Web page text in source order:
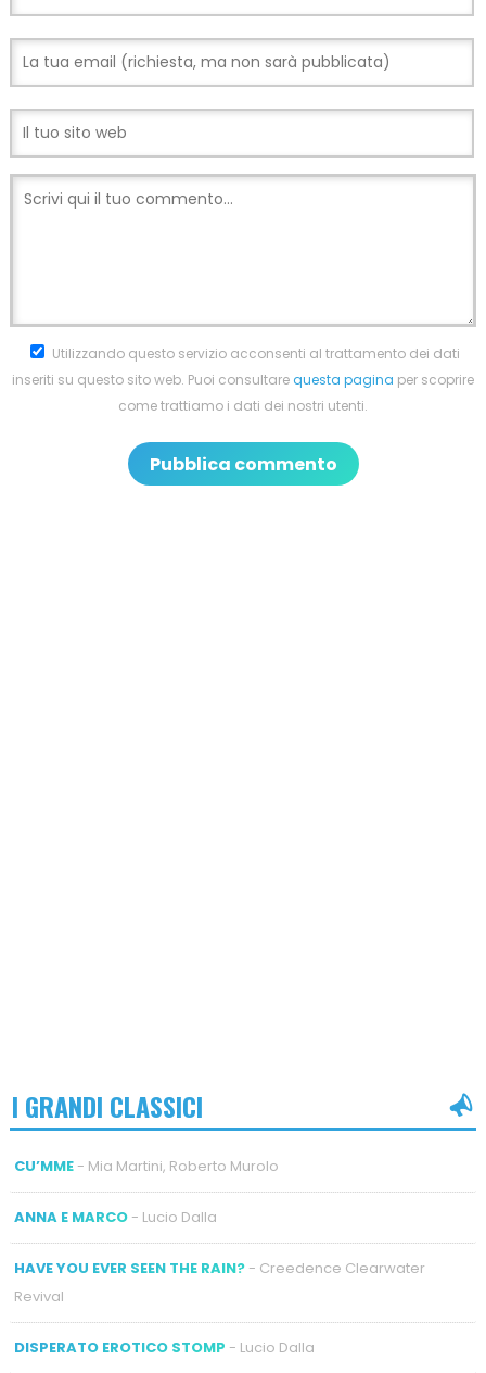
Utilizzando questo servizio acconsenti al trattamento dei dati
inseriti su questo sito web. Puoi consultarequesta pagina per scoprire
come trattiamo i dati dei nostri utenti.
I GRANDI CLASSICI
CU’MME- Mia Martini, Roberto Murolo
ANNA E MARCO- Lucio Dalla
HAVE YOU EVER SEEN THE RAIN?- Creedence Clearwater
Revival
DISPERATO EROTICO STOMP - Lucio Dalla